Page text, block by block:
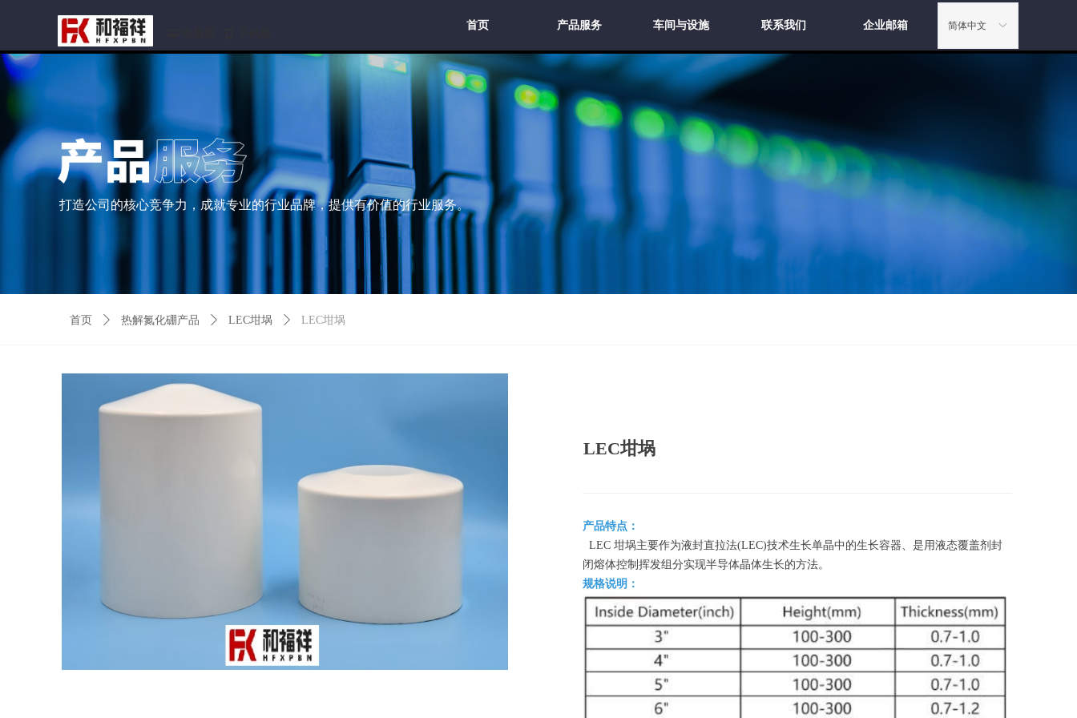
首页
首页
产品服务
产品服务
车间与设施
车间与设施
联系我们
联系我们
企业邮箱 ꀅ
简体中文
打造公司的核心竞争力，成就专业的行业品牌，提供有价值的行业服务。
首页 ꄲ 热解氮化硼产品 ꄲ LEC坩埚 ꄲ LEC坩埚
LEC坩埚
产品特点：
LEC 坩埚主要作为液封直拉法(LEC)技术生长单晶中的生长容器、是用液态覆盖剂封
闭熔体控制挥发组分实现半导体晶体生长的方法。
规格说明：